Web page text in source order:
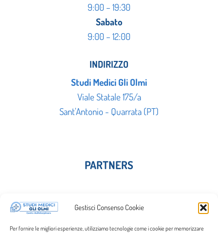
Gestisci Consenso Cookie
Per fornire le migliori esperienze, utilizziamo tecnologie come i cookie per memorizzare
9:00 – 19:30
Sabato
9:00 – 12:00
INDIRIZZO
Studi Medici Gli Olmi
Viale Statale 175/a
Sant'Antonio - Quarrata (PT)
PARTNERS